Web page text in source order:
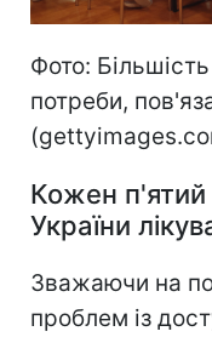
Фото:
потреби,
Кожен п'ятий
України
Зважаючи на
проблем із